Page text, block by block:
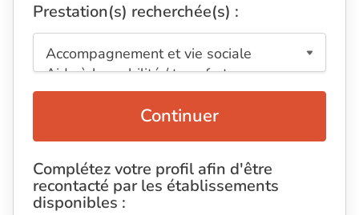
Prestation(s) recherchée(s) :
Continuer
Complétez votre profil afin d'être
recontacté par les établissements
disponibles :